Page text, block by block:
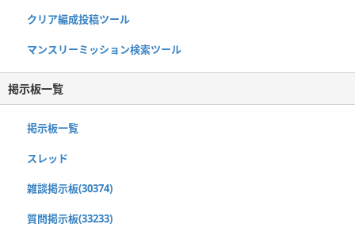
クリア編成投稿ツール
マンスリーミッション検索ツール
掲示板一覧
掲示板一覧
スレッド
雑談掲示板(30374)
質問掲示板(33233)